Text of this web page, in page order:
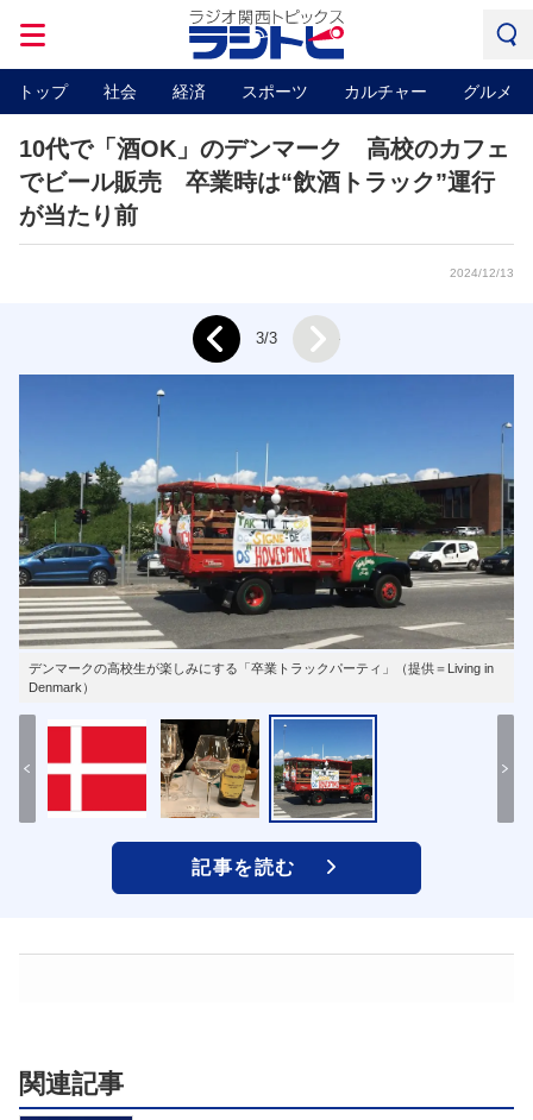
トップ 社会 経済 スポーツ カルチャー グルメ
10代で「酒OK」のデンマーク 高校のカフェ
でビール販売 卒業時は“飲酒トラック”運行
が当たり前
2024/12/13
デンマークの高校生が楽しみにする「卒業トラックパーティ」（提供＝Living in
Denmark）
Prev 3/3
記事を読む
関連記事